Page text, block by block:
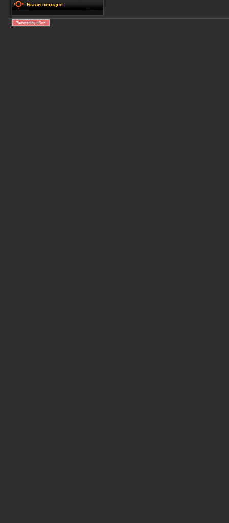
Были сегодня: